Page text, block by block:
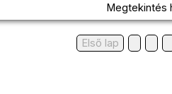
Megtekintés
Első lap